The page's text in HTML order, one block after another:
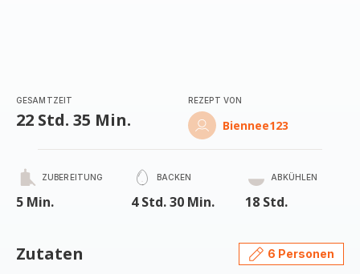
GESAMTZEIT
22 Std. 35 Min.
REZEPT VON
Biennee123
ZUBEREITUNG
5 Min.
BACKEN
4 Std. 30 Min.
ABKÜHLEN
18 Std.
Zutaten 6 Personen